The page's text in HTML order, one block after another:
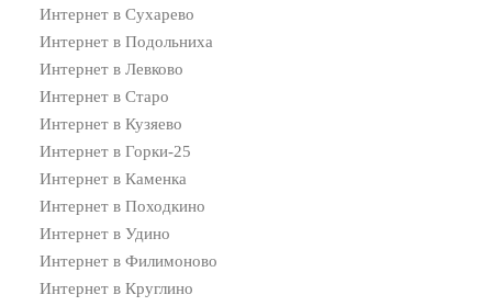
Интернет в Сухарево
Интернет в Подольниха
Интернет в Левково
Интернет в Старо
Интернет в Кузяево
Интернет в Горки-25
Интернет в Каменка
Интернет в Походкино
Интернет в Удино
Интернет в Филимоново
Интернет в Круглино